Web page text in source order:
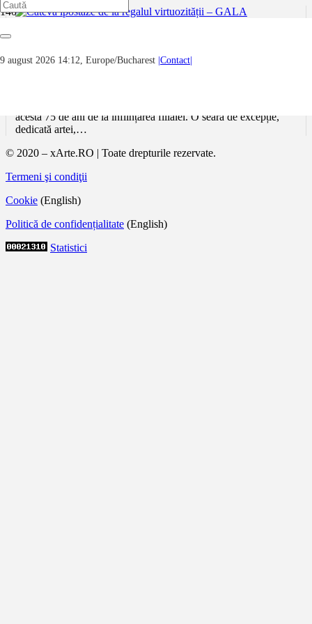
9 august 2026 14:12, Europe/Bucharest |Contact|
Câteva ipostaze de la regalul virtuozității –
GALA ARTELOR, Galați – Ianuarie 2026
acesta 75 de ani de la înființarea filialei. O seară de excepție,
dedicată artei,…
© 2020 – xArte.RO | Toate drepturile rezervate.
Termeni şi condiţii
Cookie (English)
Politică de confidențialitate (English)
Statistici